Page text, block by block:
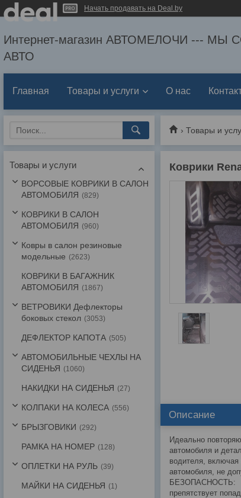
Начать продавать на Deal.by
Интернет-магазин АВТОМЕЛОЧИ ---
АВТО
Главная Товары и услуги О нас
Товары и
Коврики
Описание
Идеально
автомобиля и
водителя, включая
автомобиля, не
БЕЗОПАСНОСТЬ:
препятствует
Товары и услуги
ВОРСОВЫЕ КОВРИКИ В САЛОН
АВТОМОБИЛЯ
829
КОВРИКИ В САЛОН
АВТОМОБИЛЯ
960
Ковры в салон резиновые
модельные
2623
КОВРИКИ В БАГАЖНИК
АВТОМОБИЛЯ
1867
ВЕТРОВИКИ Дефлекторы
боковых стекол
3053
ДЕФЛЕКТОР КАПОТА 505
АВТОМОБИЛЬНЫЕ ЧЕХЛЫ НА
СИДЕНЬЯ
1060
НАКИДКИ НА СИДЕНЬЯ 27
КОЛПАКИ НА КОЛЕСА 556
БРЫЗГОВИКИ 292
РАМКА НА НОМЕР 128
ОПЛЕТКИ НА РУЛЬ 39
МАЙКИ НА СИДЕНЬЯ 1